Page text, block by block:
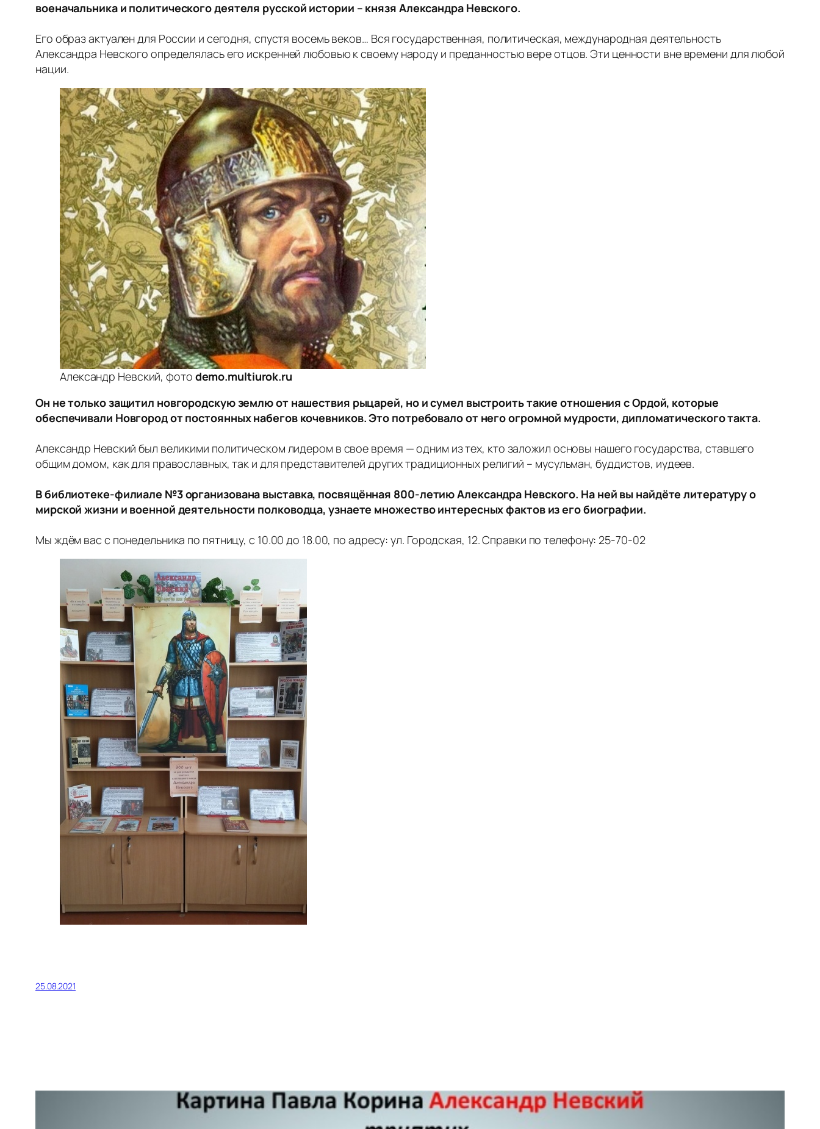
военачальника и политического деятеля русской истории – князя Александра Невского.
Его образ актуален для России и сегодня, спустя восемь веков… Вся государственная, политическая, международная деятельность
Александра Невского определялась его искренней любовью к своему народу и преданностью вере отцов. Эти ценности вне времени для любой
нации.
Александр Невский, фото demo.multiurok.ru
Он не только защитил новгородскую землю от нашествия рыцарей, но и сумел выстроить такие отношения с Ордой, которые
обеспечивали Новгород от постоянных набегов кочевников. Это потребовало от него огромной мудрости, дипломатического такта.
Александр Невский был великими политическом лидером в свое время — одним из тех, кто заложил основы нашего государства, ставшего
общим домом, как для православных, так и для представителей других традиционных религий – мусульман, буддистов, иудеев.
В библиотеке-филиале №3 организована выставка, посвящённая 800-летию Александра Невского. На ней вы найдёте литературу о
мирской жизни и военной деятельности полководца, узнаете множество интересных фактов из его биографии.
Мы ждём вас с понедельника по пятницу, с 10.00 до 18.00, по адресу: ул. Городская, 12. Справки по телефону: 25-70-02
25.08.2021